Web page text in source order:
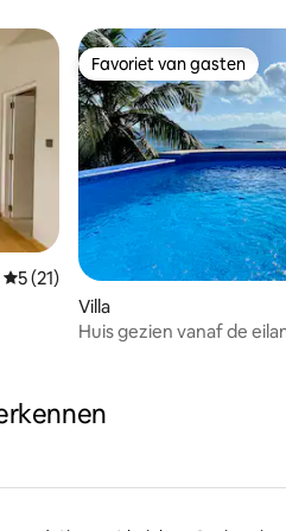
Gemiddelde beoordeling van 5 op
5 (21)
Favoriet van gasten
Favoriet van gasten
Villa
Huis gezien vanaf de